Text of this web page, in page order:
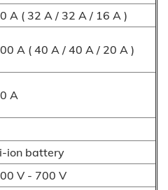
A ( 32 A / 32 A / 16 A )
A ( 40 A / 40 A / 20 A )
A
ion battery
V - 700 V